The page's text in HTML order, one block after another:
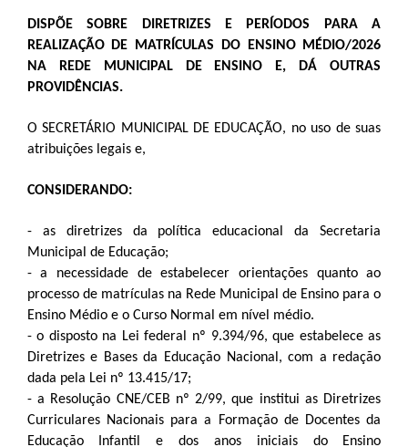
DISPÕE SOBRE DIRETRIZES E PERÍODOS PARA A
REALIZAÇÃO DE MATRÍCULAS DO ENSINO MÉDIO/2026
NA REDE MUNICIPAL DE ENSINO E, DÁ OUTRAS
PROVIDÊNCIAS.
O SECRETÁRIO MUNICIPAL DE EDUCAÇÃO, no uso de suas
atribuições legais e,
CONSIDERANDO:
- as diretrizes da política educacional da Secretaria
Municipal de Educação;
- a necessidade de estabelecer orientações quanto ao
processo de matrículas na Rede Municipal de Ensino para o
Ensino Médio e o Curso Normal em nível médio.
- o disposto na Lei federal nº 9.394/96, que estabelece as
Diretrizes e Bases da Educação Nacional, com a redação
dada pela Lei nº 13.415/17;
- a Resolução CNE/CEB nº 2/99, que institui as Diretrizes
Curriculares Nacionais para a Formação de Docentes da
Educação Infantil e dos anos iniciais do Ensino